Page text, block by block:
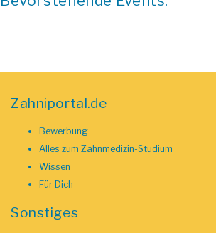
Zahniportal.de
Bewerbung
Alles zum Zahnmedizin-Studium
Wissen
Für Dich
Sonstiges